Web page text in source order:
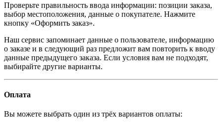
Проверьте правильность ввода информации: позиции заказа,
выбор местоположения, данные о покупателе. Нажмите
кнопку «Оформить заказ».
Наш сервис запоминает данные о пользователе, информацию
о заказе и в следующий раз предложит вам повторить к вводу
данные предыдущего заказа. Если условия вам не подходят,
выбирайте другие варианты.
Оплата
Вы можете выбрать один из трёх вариантов оплаты: